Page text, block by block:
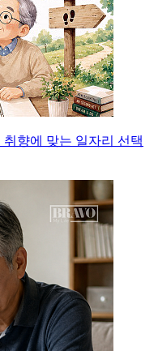
향에 맞는 일자리 선택